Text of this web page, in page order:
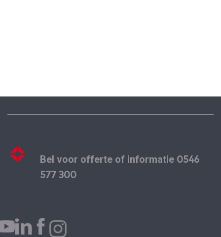
Bel voor offerte of informatie 0546
577 300